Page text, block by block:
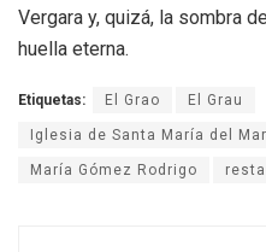
Vergara y, quizá, la sombra
huella eterna.
Etiquetas: El Grao El Grau
Iglesia de Santa María del Mar
María Gómez Rodrigo